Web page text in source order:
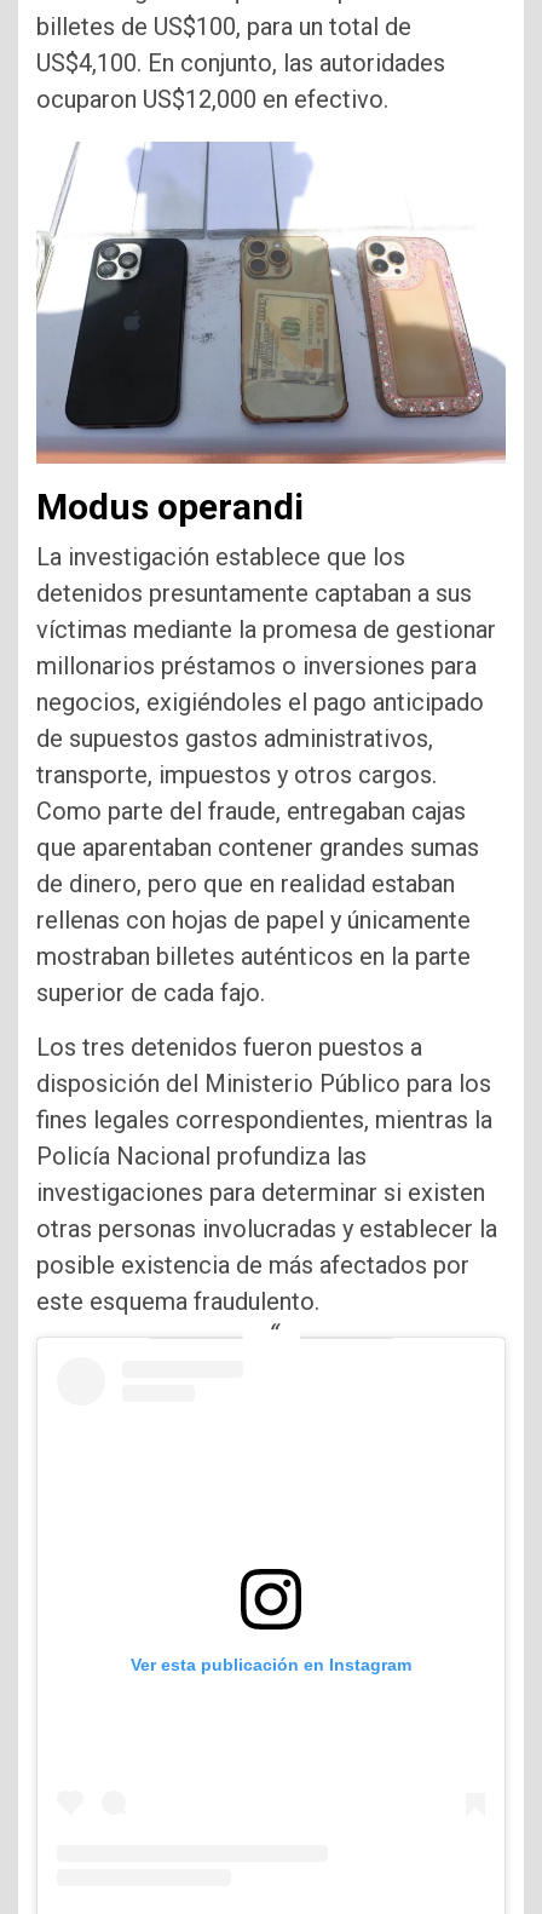
billetes de US$100, para un total de
US$4,100. En conjunto, las autoridades
ocuparon US$12,000 en efectivo.
Modus operandi
La investigación establece que los
detenidos presuntamente captaban a sus
víctimas mediante la promesa de gestionar
millonarios préstamos o inversiones para
negocios, exigiéndoles el pago anticipado
de supuestos gastos administrativos,
transporte, impuestos y otros cargos.
Como parte del fraude, entregaban cajas
que aparentaban contener grandes sumas
de dinero, pero que en realidad estaban
rellenas con hojas de papel y únicamente
mostraban billetes auténticos en la parte
superior de cada fajo.
Los tres detenidos fueron puestos a
disposición del Ministerio Público para los
fines legales correspondientes, mientras la
Policía Nacional profundiza las
investigaciones para determinar si existen
otras personas involucradas y establecer la
posible existencia de más afectados por
este esquema fraudulento.
Ver esta publicación en Instagram